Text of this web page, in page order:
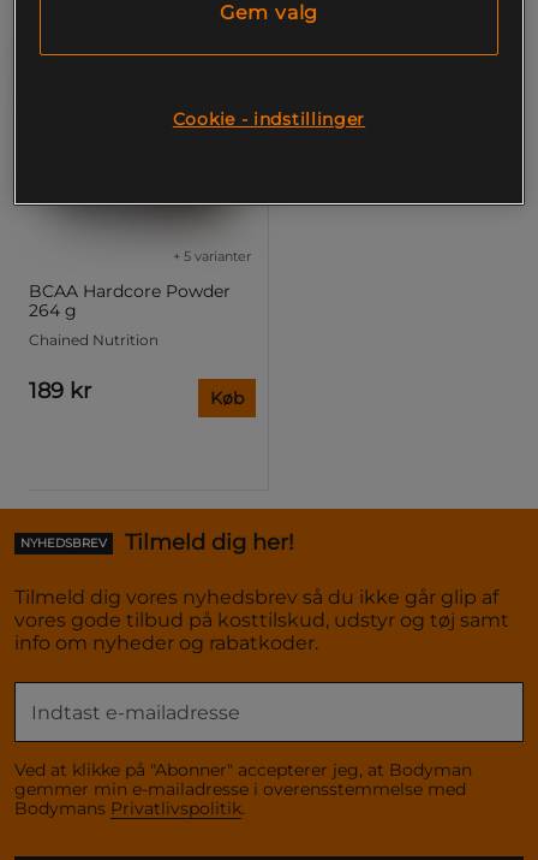
BCAA Hardcore Powder
264 g
+ 5 varianter
Chained Nutrition
189 kr Køb
NYHEDSBREV Tilmeld dig her!
Tilmeld dig vores nyhedsbrev så du ikke går glip af
vores gode tilbud på kosttilskud, udstyr og tøj samt
info om nyheder og rabatkoder.
Ved at klikke på "Abonner" accepterer jeg, at Bodyman
gemmer min e-mailadresse i overensstemmelse med
Bodymans Privatlivspolitik.
Gem valg
Cookie - indstillinger